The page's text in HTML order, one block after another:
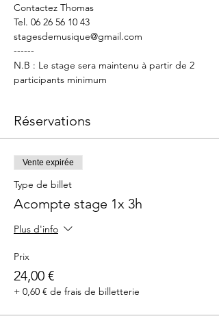
Contactez Thomas
Tel. 06 26 56 10 43
stagesdemusique@gmail.com
------
N.B : Le stage sera maintenu à partir de 2
participants minimum
Réservations
Vente expirée
Type de billet
Acompte stage 1x 3h
Plus d'info
Prix
24,00 €
+ 0,60 € de frais de billetterie